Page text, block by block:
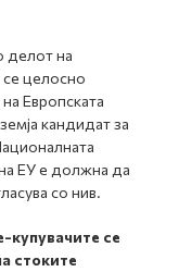
делот на
целосно
Европската
кандидат за
ЕУ е должна да
со нив.
купувачите се
стоките